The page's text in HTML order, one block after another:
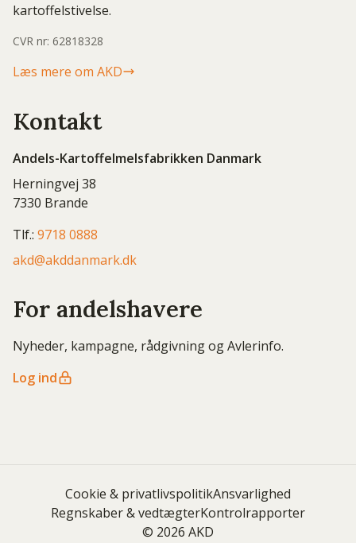
kartoffelstivelse.
CVR nr: 62818328
Læs mere om AKD
Kontakt
Andels-Kartoffelmelsfabrikken Danmark
Herningvej 38
7330 Brande
Tlf.: 9718 0888
akd@akddanmark.dk
For andelshavere
Nyheder, kampagne, rådgivning og Avlerinfo.
Log ind
Cookie & privatlivspolitikAnsvarlighed
Regnskaber & vedtægterKontrolrapporter
© 2026 AKD